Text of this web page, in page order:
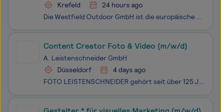
Krefeld
24 hours ago
Die Westfield Outdoor GmbH ist die europäische Niederlassung der HengFeng Group (China) und betreut das Geschäft auf dem europäischen Markt. Als weltweit führender Hersteller im Bereich Outdoor- und Freizeitmöbel entwickeln, produzieren und vertreiben wir innovative Produkte für Camping, Caravaning
Content Creator Foto & Video (m/w/d)
A. Leistenschneider GmbH
Düsseldorf
4 days ago
FOTO LEISTENSCHNEIDER gehört seit über 125 Jahren zu den führenden Fotofachhändlern Deutschlands. In unseren sieben Filialen und online finden Fotobegeisterte stets das perfekte Equipment. Du liebst Fotografie, hast Spaß daran, vor der Kamera zu stehen und kannst komplexe Kameratechnik verständlich